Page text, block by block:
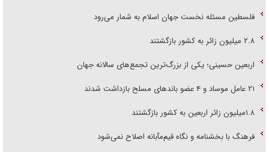
فلسطین مسئله نخست جهان اسلام به شمار می‌رود
۲.۸ میلیون زائر به کشور بازگشتند
اربعین حسینی؛ یکی از بزرگ‌ترین تجمع‌های سالانه جهان
۲۱ عامل موساد و ۴ عضو باند‌های مسلح بازداشت شدند
۱.۸میلیون زائر اربعین به کشور بازگشتند
فرهنگ با بخشنامه و نگاه قیم‌مآبانه اصلاح نمی‌شود